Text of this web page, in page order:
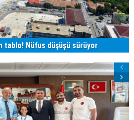
tablo! Nüfus düşüşü sürüyor